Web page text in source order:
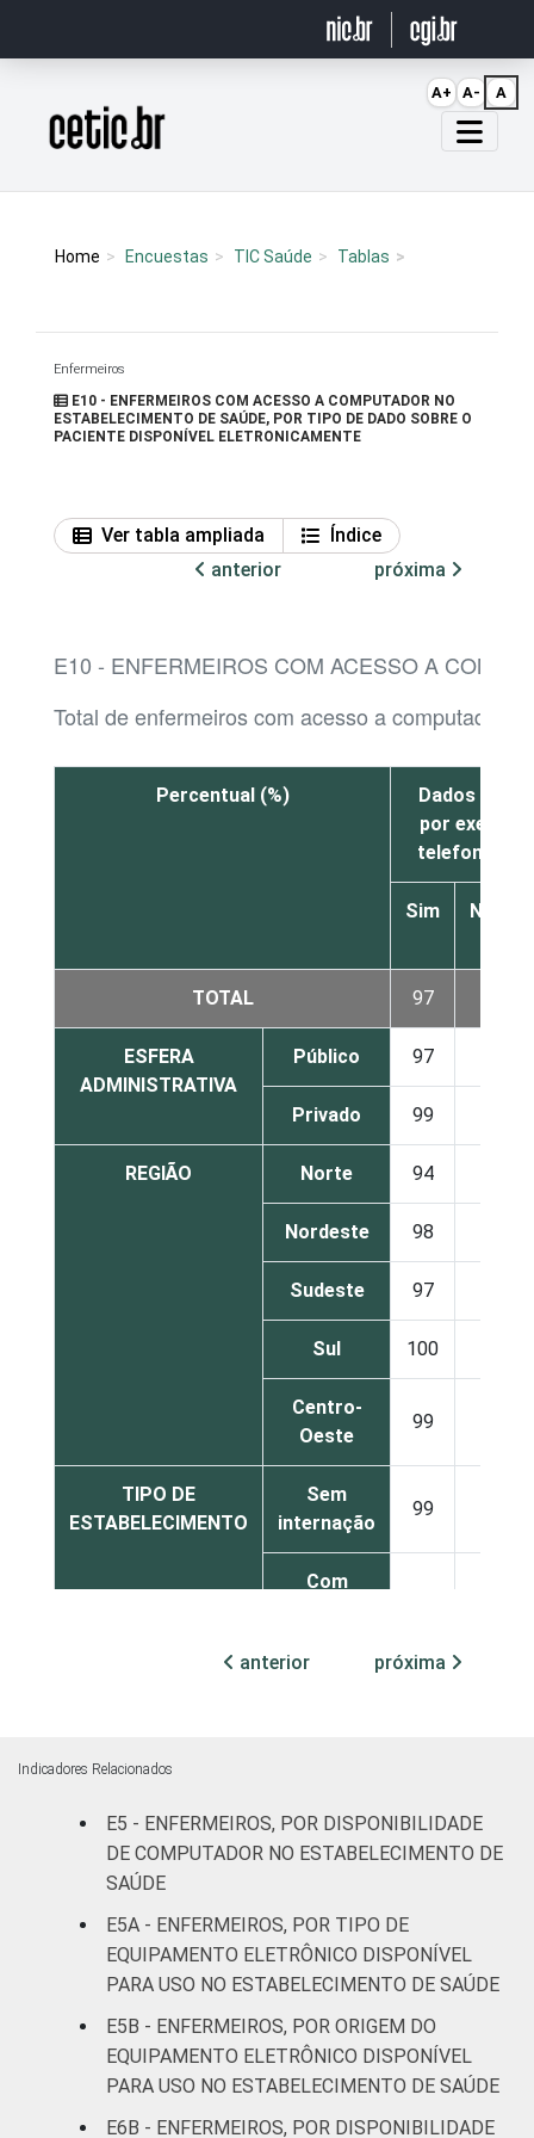
Página inicial
Home Encuestas TIC Saúde Tablas
Enfermeiros
E10 - ENFERMEIROS COM ACESSO A COMPUTADOR NO
ESTABELECIMENTO DE SAÚDE, POR TIPO DE DADO SOBRE O
PACIENTE DISPONÍVEL ELETRONICAMENTE
Ver tabla ampliada
Índice
anterior
próxima
E10 - ENFERMEIROS COM ACESSO A
Total de enfermeiros com acesso a computador
Percentual (%)
Dados
por
telefone e
Sim Não
TOTAL 97
ESFERA
ADMINISTRATIVA
Público 97
Privado 99
REGIÃO Norte 94
Nordeste 98
Sudeste 97
Sul 100
Centro-
Oeste
99
TIPO DE
ESTABELECIMENTO
Sem
internação
99
Com
leitos)
50 leitos)
diagnose e
terapia
IDENTIFICAÇÃO DE
UNIDADE BÁSICA
DE SAÚDE
UBS 100
Não UBS 97 3
FAIXA ETÁRIA Até 30
anterior próxima
Indicadores Relacionados
E5 - ENFERMEIROS, POR DISPONIBILIDADE
DE COMPUTADOR NO ESTABELECIMENTO DE
SAÚDE
E5A - ENFERMEIROS, POR TIPO DE
EQUIPAMENTO ELETRÔNICO DISPONÍVEL
PARA USO NO ESTABELECIMENTO DE SAÚDE
E5B - ENFERMEIROS, POR ORIGEM DO
EQUIPAMENTO ELETRÔNICO DISPONÍVEL
PARA USO NO ESTABELECIMENTO DE SAÚDE
E6B - ENFERMEIROS, POR DISPONIBILIDADE
A+ A- A